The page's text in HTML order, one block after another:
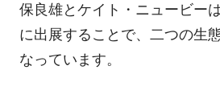
保良雄とケイト・ニュービー
に出展することで、二つの生
なっています。